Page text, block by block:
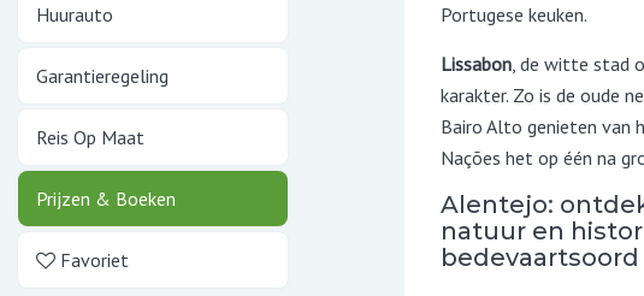
Huurauto
Garantieregeling
Reis Op Maat
Prijzen & Boeken
Favoriet
Portugese keuken.
Lissabon , de witte stad
karakter. Zo is de oude
Bairo Alto genieten van
Nações het op één na
Alentejo:
natuur en